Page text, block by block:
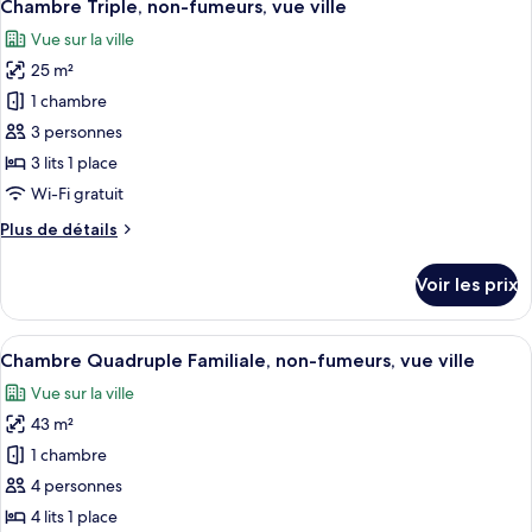
fumeurs,
vue
ville
Chambre
Standard
avec
lits
jumeaux,
non-
fumeurs,
vue
toutes
les
photos
pour
ce
type
de
chambre :
Chambre
fumeurs,
vue
ville
Chambre Triple, non-fumeurs, vue ville
Vue sur la ville
25 m²
1 chambre
3 personnes
3 lits 1 place
Wi-Fi gratuit
Plus de détails
Plus
le
type
de
Chambre
Triple,
non-
fumeurs,
vue
ville
Voir les prix
Afficher
toutes
les
photos
pour
ce
type
Une chambre d’hôtel avec deux lits,
11
Chambre Quadruple Familiale, non-fumeurs, vue ville
Vue sur la ville
43 m²
1 chambre
4 personnes
4 lits 1 place